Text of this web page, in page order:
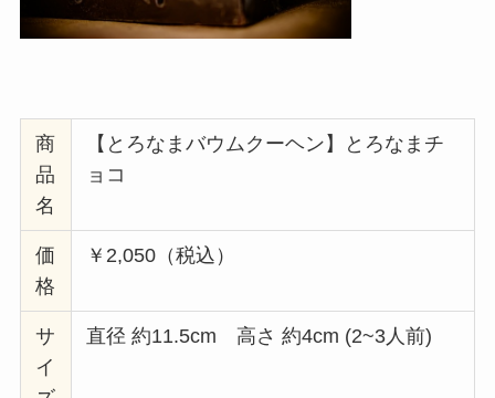
商
品
名
【とろなまバウムクーヘン】とろなまチ
ョコ
価
格
￥2,050（税込）
サ
イ
直径 約11.5cm 高さ 約4cm (2~3人前)